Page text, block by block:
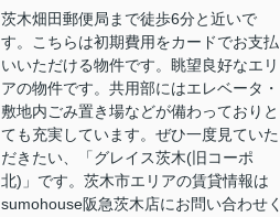
茨木畑田郵便局まで徒歩6分と近いで
す。こちらは初期費用をカードでお支払
いいただける物件です。眺望良好なエリ
アの物件です。共用部にはエレベータ・
敷地内ごみ置き場などが備わっておりと
ても充実しています。ぜひ一度見ていた
だきたい、「グレイス茨木(旧コーポ
北)」です。茨木市エリアの賃貸情報は
sumohouse阪急茨木店にお問い合わせく